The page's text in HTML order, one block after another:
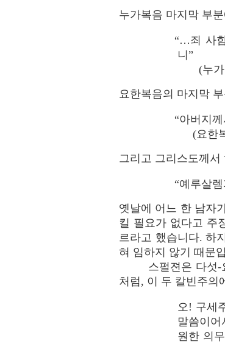
누가복음 마지막 부
“…죄 사
니”
(누가
요한복음의 마지막
“아버지
(요한
그리고 그리스도께
“예루살
옛날에 어느 한 남자
킬 필요가 없다고 주
르라고 했습니다. 하
혀 임하지 않기 때문
스펄젼은 다섯
처럼, 이 두 칼빈주의
오! 구세
말씀이
원한 의